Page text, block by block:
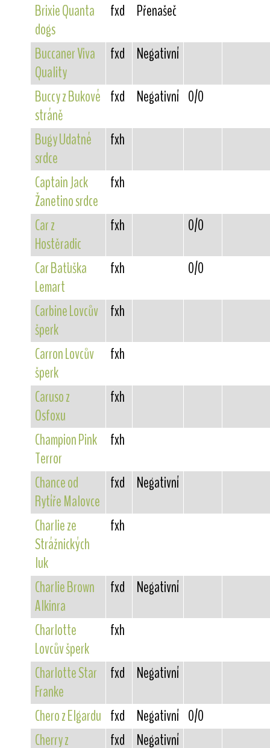
Brixie Quanta
dogs
fxd Přenašeč
Buccaner Viva
Quality
fxd Negativní
Buccy z Bukové
stráně
fxd Negativní 0/0
Bugy Udatné
srdce
fxh
Captain Jack
Žanetino srdce
fxh
Car z
Hostěradic
fxh 0/0
Car Baťuška
Lemart
fxh 0/0
Carbine Lovcův
šperk
fxh
Carron Lovcův
šperk
fxh
Caruso z
Osfoxu
fxh
Champion Pink
Terror
fxh
Chance od
Rytíře Malovce
fxd Negativní
Charlie ze
Strážnických
luk
fxh
Charlie Brown
Alkinra
fxd Negativní
Charlotte
Lovcův šperk
fxh
Charlotte Star
Franke
fxd Negativní
Chero z Elgardu fxd Negativní 0/0
Cherry z
fxd Negativní